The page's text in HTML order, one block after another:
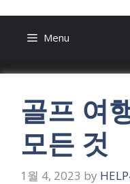
Menu
골프 여
모든 것
1월 4, 2023 by